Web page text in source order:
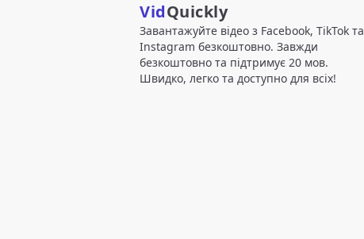
VidQuickly
Завантажуйте відео з Facebook, TikTok та
Instagram безкоштовно. Завжди
безкоштовно та підтримує 20 мов.
Швидко, легко та доступно для всіх!